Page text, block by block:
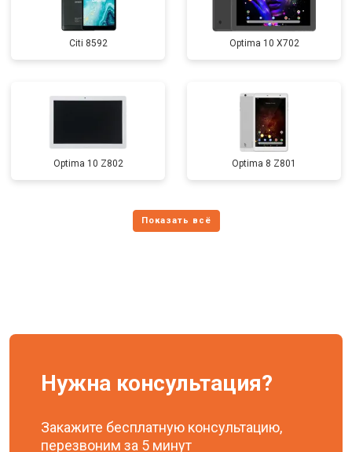
Citi 8592 Optima 10 X702
Optima 10 Z802 Optima 8 Z801
Нужна консультация?
Закажите бесплатную консультацию,
перезвоним за 5 минут